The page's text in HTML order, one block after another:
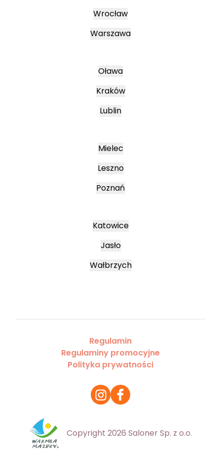
Wrocław
Warszawa
Oława
Kraków
Lublin
Mielec
Leszno
Poznań
Katowice
Jasło
Wałbrzych
Regulamin
Regulaminy promocyjne
Polityka prywatności
Copyright 2026 Saloner Sp. z o.o.